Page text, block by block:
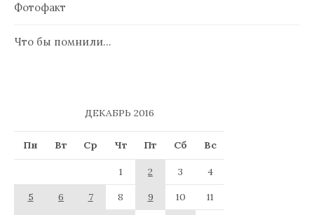
Фотофакт
Что бы помнили…
ДЕКАБРЬ 2016
Пн Вт Ср Чт Пт Сб Вс
1 2 3
4
5
6 7 8 9 10
11